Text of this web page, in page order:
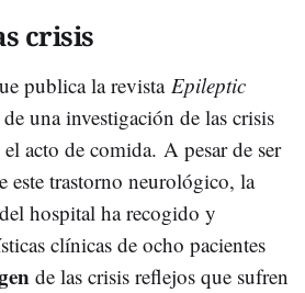
crisis
publica la revista Epileptic
una investigación de las crisis
acto de comida. A pesar de ser
este trastorno neurológico, la
hospital ha recogido y
clínicas de ocho pacientes
de las crisis reflejos que sufren